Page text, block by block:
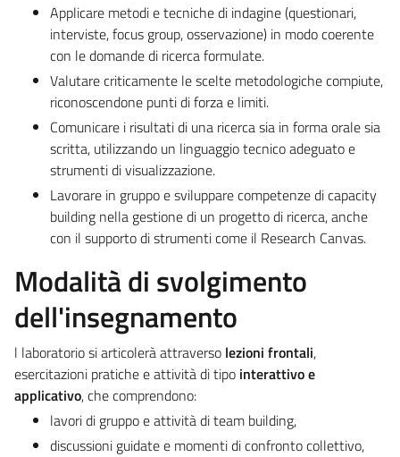
Applicare metodi e tecniche di indagine (questionari,
interviste, focus group, osservazione) in modo coerente
con le domande di ricerca formulate.
Valutare criticamente le scelte metodologiche compiute,
riconoscendone punti di forza e limiti.
Comunicare i risultati di una ricerca sia in forma orale sia
scritta, utilizzando un linguaggio tecnico adeguato e
strumenti di visualizzazione.
Lavorare in gruppoe sviluppare competenze di capacity
building nella gestione di un progetto di ricerca, anche
con il supporto di strumenti come il Research Canvas.
Modalità di svolgimento
dell'insegnamento
l laboratorio si articolerà attraverso lezioni frontali,
esercitazioni pratiche e attività di tipo interattivo e
applicativo, che comprendono:
lavori di gruppo e attività di team building,
discussioni guidate e momenti di confronto collettivo,